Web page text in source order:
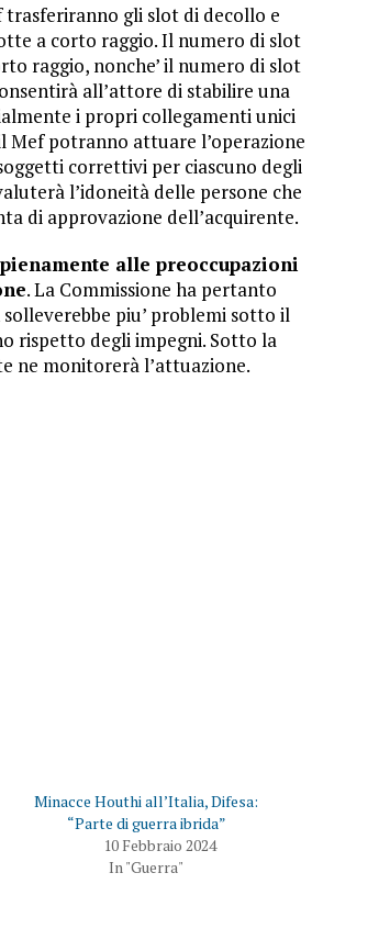
gli slot di decollo e
a corto raggio. Il numero di slot
raggio, nonche’ il numero di slot
all’attore di stabilire una
i propri collegamenti unici
Mef potranno attuare l’operazione
correttivi per ciascuno degli
l’idoneità delle persone che
di approvazione dell’acquirente.
alle preoccupazioni
. La Commissione ha pertanto
piu’ problemi sotto il
rispetto degli impegni. Sotto la
ne monitorerà l’attuazione.
Minacce Houthi all’Italia, Difesa:
“Parte di guerra ibrida”
10 Febbraio 2024
In "Guerra"